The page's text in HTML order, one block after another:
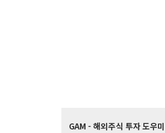
GAM - 해외주식 투자 도우미